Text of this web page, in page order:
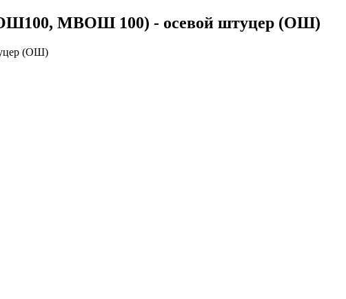
МВОШ 100) - осевой штуцер (ОШ)
(ОШ)